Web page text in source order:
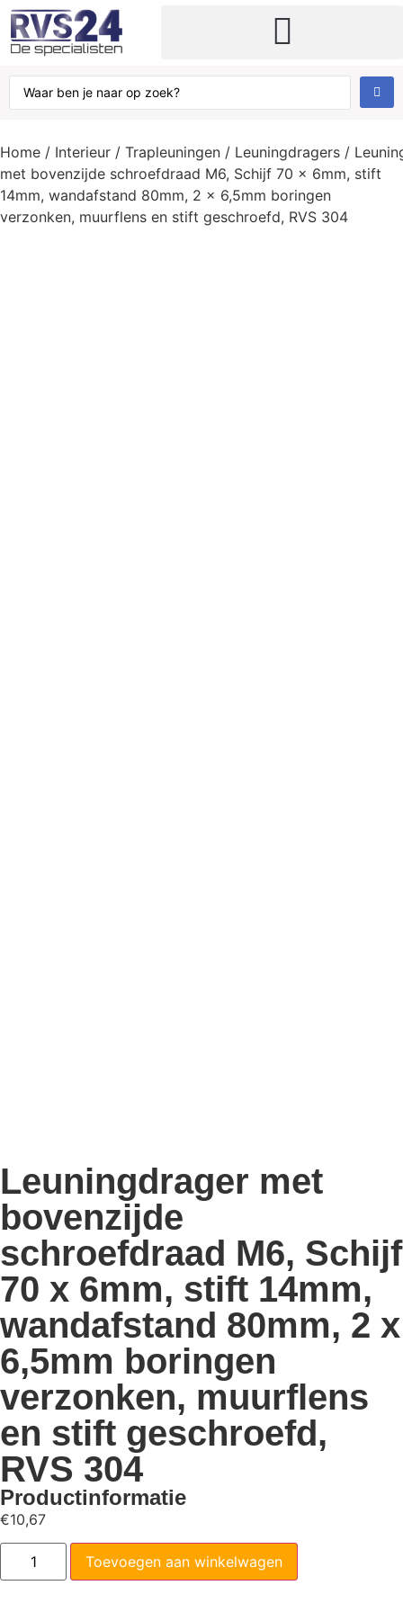
Home / Interieur / Trapleuningen / Leuningdragers /
met bovenzijde schroefdraad M6, Schijf 70 x 6mm, stift
14mm, wandafstand 80mm, 2 x 6,5mm boringen
verzonken, muurflens en stift geschroefd, RVS 304
Leuningdrager met
bovenzijde
schroefdraad M6, Schijf
70 x 6mm, stift 14mm,
wandafstand 80mm, 2 x
6,5mm boringen
verzonken, muurflens
en stift geschroefd,
RVS 304
Productinformatie
€10,67
Toevoegen aan winkelwagen